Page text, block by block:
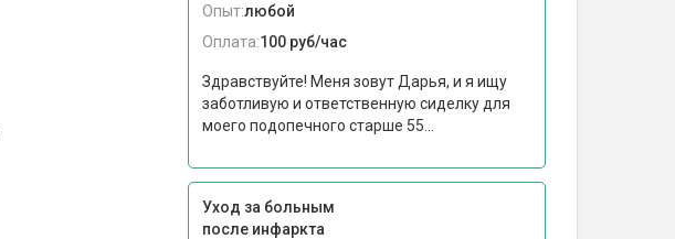
Опыт:любой
Оплата:100 руб/час
Здравствуйте! Меня зовут Дарья, и я ищу
заботливую и ответственную сиделку для
моего подопечного старше 55...
Уход за больным
после инфаркта